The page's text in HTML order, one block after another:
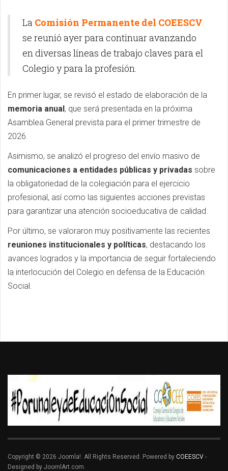
La Comisión Permanente del COEESCV
se reunió ayer para continuar avanzando
en diversas líneas de trabajo claves para el
Colegio y para la profesión.
En primer lugar, se revisó el estado de elaboración de la
memoria anual, que será presentada en la próxima
Asamblea General prevista para el primer trimestre de
2026.
Asimismo, se analizó el progreso del envío masivo de
comunicaciones a entidades públicas y privadas sobre
la obligatoriedad de la colegiación para el ejercicio
profesional, así como las siguientes acciones previstas
para garantizar una atención socioeducativa de calidad.
Por último, se valoraron muy positivamente las recientes
reuniones institucionales y políticas, destacando los
avances logrados y la importancia de seguir fortaleciendo
la interlocución del Colegio en defensa de la Educación
Social.
Copyright © 2026 Joomla!. All Rights Reserved. Powered by COEESCV -
Designed by JoomlArt.com.